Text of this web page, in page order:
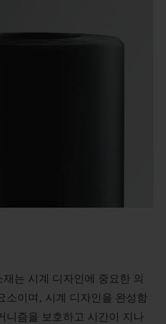
는 시계 디자인에 중요한 의
소이며, 시계 디자인을 완성함
니즘을 보호하고 시간이 지나